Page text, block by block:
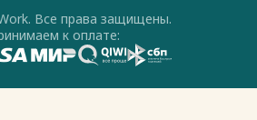
Все права защищены.
к оплате: